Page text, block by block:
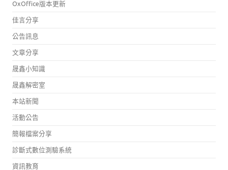
OxOffice版本更新
佳言分享
公告訊息
文章分享
晟鑫小知識
晟鑫解密室
本站新聞
活動公告
簡報檔案分享
診斷式數位測驗系統
資訊教育